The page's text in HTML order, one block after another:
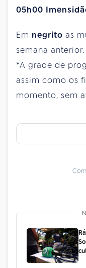
05h00
Em negrito as
semana anterior.
*A grade de
assim como os
momento, sem